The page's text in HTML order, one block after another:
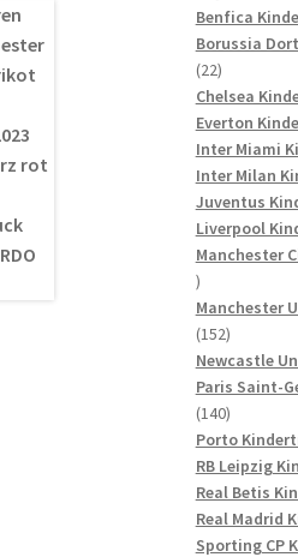
Benfica
Borussia
2222
Produkte
Chelsea
Everton
Inter Miami
Inter Milan
Juventus
Liverpool
Manchester
142
Produkte
Manchester
152152
Produkte
Newcastle
Paris Saint-
140140
Produkte
Porto
RB Leipzig
Real Betis
Real Madrid
Sporting CP